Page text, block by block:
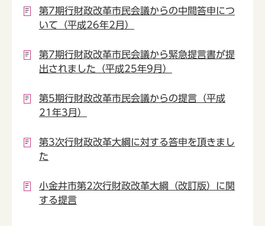
第7期行財政改革市民会議からの中間答申につ
いて（平成26年2月）
第7期行財政改革市民会議から緊急提言書が提
出されました（平成25年9月）
第5期行財政改革市民会議からの提言（平成
21年3月）
第3次行財政改革大綱に対する答申を頂きまし
た
小金井市第2次行財政改革大綱（改訂版）に関
する提言